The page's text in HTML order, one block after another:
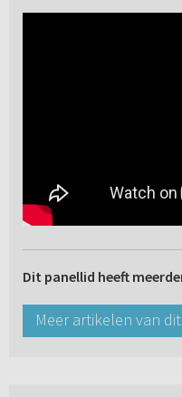
Dit panellid heeft
Meer artikelen van